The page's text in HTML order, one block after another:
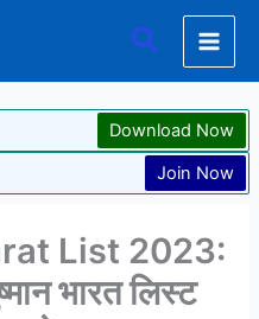
Search
Download Now
Join Now
List 2023:
भारत लिस्ट